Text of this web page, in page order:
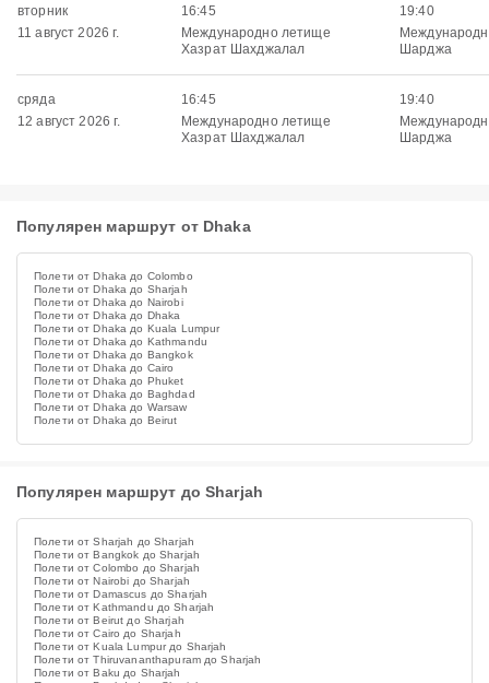
вторник
11 август 2026 г.
16:45
Международно летище
Хазрат Шахджалал
19:40
Шарджа
сряда
12 август 2026 г.
16:45
Международно летище
Хазрат Шахджалал
19:40
Шарджа
Популярен маршрут от Dhaka
Полети от Dhaka до Colombo
Полети от Dhaka до Sharjah
Полети от Dhaka до Nairobi
Полети от Dhaka до Dhaka
Полети от Dhaka до Kuala Lumpur
Полети от Dhaka до Kathmandu
Полети от Dhaka до Bangkok
Полети от Dhaka до Cairo
Полети от Dhaka до Phuket
Полети от Dhaka до Baghdad
Полети от Dhaka до Warsaw
Полети от Dhaka до Beirut
Популярен маршрут до Sharjah
Полети от Sharjah до Sharjah
Полети от Bangkok до Sharjah
Полети от Colombo до Sharjah
Полети от Nairobi до Sharjah
Полети от Damascus до Sharjah
Полети от Kathmandu до Sharjah
Полети от Beirut до Sharjah
Полети от Cairo до Sharjah
Полети от Kuala Lumpur до Sharjah
Полети от Thiruvananthapuram до Sharjah
Полети от Baku до Sharjah